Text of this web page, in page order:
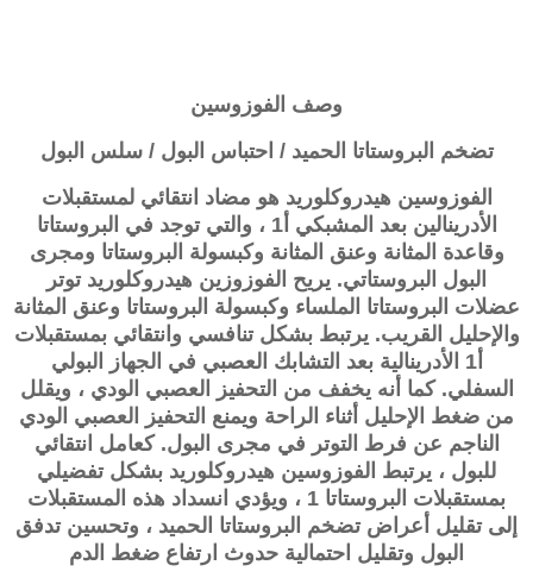
وصف الفوزوسين
تضخم البروستاتا الحميد / احتباس البول / سلس البول
الفوزوسين هيدروكلوريد هو مضاد انتقائي لمستقبلات
الأدرينالين بعد المشبكي أ1 ، والتي توجد في البروستاتا
وقاعدة المثانة وعنق المثانة وكبسولة البروستاتا ومجرى
البول البروستاتي. يريح الفوزوزين هيدروكلوريد توتر
عضلات البروستاتا الملساء وكبسولة البروستاتا وعنق المثانة
والإحليل القريب. يرتبط بشكل تنافسي وانتقائي بمستقبلات
أ1 الأدرينالية بعد التشابك العصبي في الجهاز البولي
السفلي. كما أنه يخفف من التحفيز العصبي الودي ، ويقلل
من ضغط الإحليل أثناء الراحة ويمنع التحفيز العصبي الودي
الناجم عن فرط التوتر في مجرى البول. كعامل انتقائي
للبول ، يرتبط الفوزوسين هيدروكلوريد بشكل تفضيلي
بمستقبلات البروستاتا 1 ، ويؤدي انسداد هذه المستقبلات
إلى تقليل أعراض تضخم البروستاتا الحميد ، وتحسين تدفق
البول وتقليل احتمالية حدوث ارتفاع ضغط الدم